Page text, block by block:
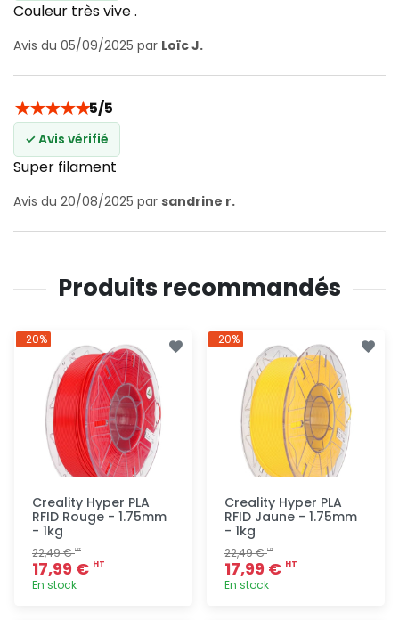
Couleur très vive .
Avis du 05/09/2025 par Loïc J.
★★★★★5/5
✓ Avis vérifié
Super filament
Avis du 20/08/2025 par sandrine r.
Produits recommandés
Creality Hyper PLA
RFID Rouge - 1.75mm
- 1kg
22,49 €HT
17,99 € HT
En stock
-20%
Creality Hyper PLA
RFID Jaune - 1.75mm
- 1kg
22,49 €HT
17,99 € HT
En stock
-20%